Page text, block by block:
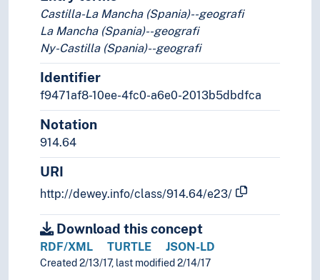
Castilla-La Mancha (Spania)--geografi
La Mancha (Spania)--geografi
Ny-Castilla (Spania)--geografi
Identifier
f9471af8-10ee-4fc0-a6e0-2013b5dbdfca
Notation
914.64
URI
http://dewey.info/class/914.64/e23/
Download this concept
RDF/XML TURTLE JSON-LD
Created 2/13/17, last modified 2/14/17